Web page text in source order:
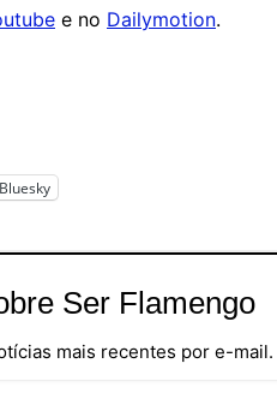
e no Dailymotion.
Bluesky
Ser Flamengo
mais recentes por e-mail.